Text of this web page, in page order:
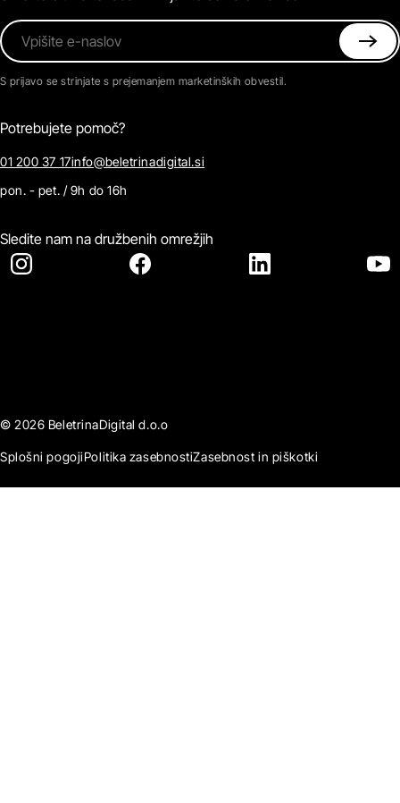
Vpišite e-naslov
S prijavo se strinjate s prejemanjem marketinških obvestil.
Potrebujete pomoč?
01 200 37 17info@beletrinadigital.si
pon. - pet. / 9h do 16h
Sledite nam na družbenih omrežjih
© 2026 BeletrinaDigital d.o.o
Splošni pogojiPolitika zasebnostiZasebnost in piškotki